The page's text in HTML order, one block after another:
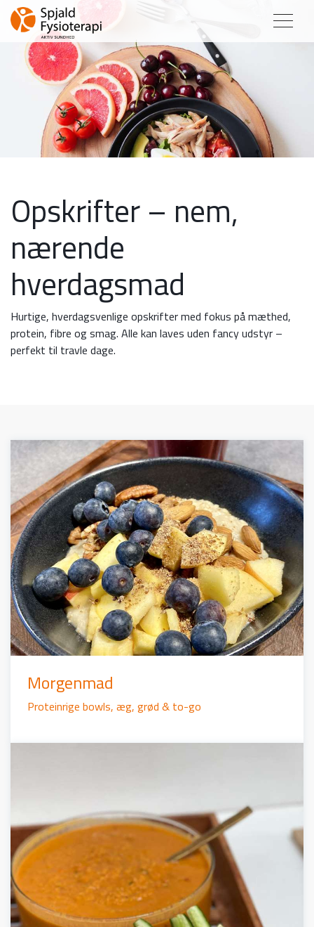
Opskrifter – nem,
nærende
hverdagsmad
Hurtige, hverdagsvenlige opskrifter med fokus på mæthed,
protein, fibre og smag. Alle kan laves uden fancy udstyr –
perfekt til travle dage.
Morgenmad
Proteinrige bowls, æg, grød & to-go